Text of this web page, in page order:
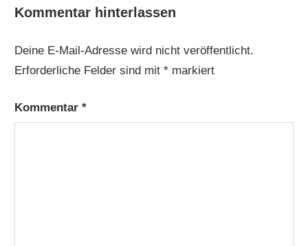
Kommentar hinterlassen
Deine E-Mail-Adresse wird nicht veröffentlicht.
Erforderliche Felder sind mit* markiert
Kommentar*